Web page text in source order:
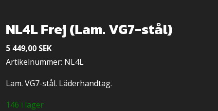
NL4L Frej (Lam. VG7-stål)
5 449,00 SEK
Artikelnummer: NL4L
Lam. VG7-stål. Läderhandtag.
146 i lager